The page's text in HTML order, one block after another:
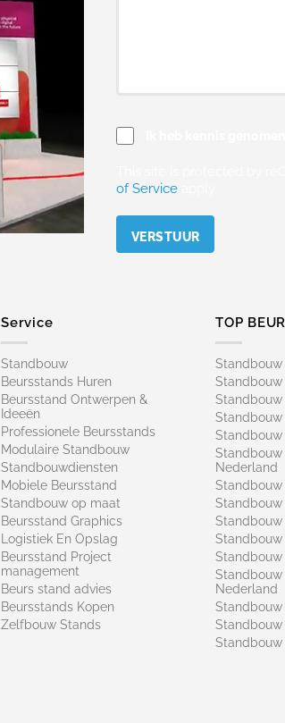
of Service
Service
Standbouw
Beursstands Huren
Beursstand Ontwerpen &
Ideeën
Professionele Beursstands
Modulaire Standbouw
Standbouwdiensten
Mobiele Beursstand
Standbouw op maat​
Beursstand Graphics
Logistiek En Opslag
Beursstand Project
management
Beurs stand advies
Beursstands Kopen
Zelfbouw Stands
TOP
Standbouw
Standbouw
Nederland
Standbouw
Standbouw
Standbouw
Nederland
Standbouw
Standbouw